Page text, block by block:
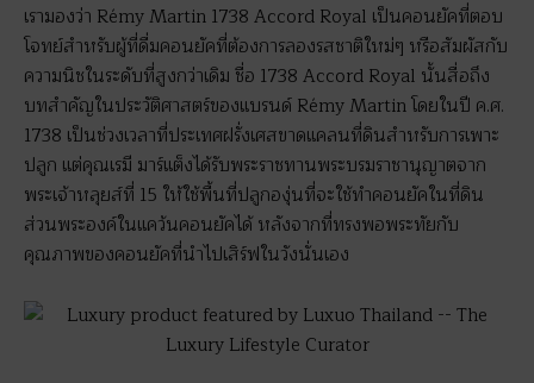
เรามองว่า Rémy Martin 1738 Accord Royal เป็นคอนยัคที่ตอบ
โจทย์สำหรับผู้ที่ดื่มคอนยัคที่ต้องการลองรสชาติใหม่ๆ หรือสัมผัสกับ
ความนิชในระดับที่สูงกว่าเดิม ชื่อ 1738 Accord Royal นั้นสื่อถึง
บทสำคัญในประวัติศาสตร์ของแบรนด์ Rémy Martin โดยในปี ค.ศ.
1738 เป็นช่วงเวลาที่ประเทศฝรั่งเศสขาดแคลนที่ดินสำหรับการเพาะ
ปลูก แต่คุณเรมี มาร์แต็งได้รับพระราชทานพระบรมราชานุญาตจาก
พระเจ้าหลุยส์ที่ 15 ให้ใช้พื้นที่ปลูกองุ่นที่จะใช้ทำคอนยัคในที่ดิน
ส่วนพระองค์ในแคว้นคอนยัคได้ หลังจากที่ทรงพอพระทัยกับ
คุณภาพของคอนยัคที่นำไปเสิร์ฟในวังนั่นเอง